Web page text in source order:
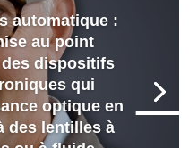
automatique :
au point
dispositifs
qui
optique en
des lentilles à